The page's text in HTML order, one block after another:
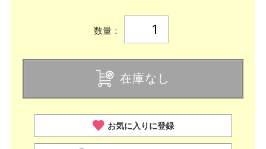
数量：
在庫なし
お気に入りに登録